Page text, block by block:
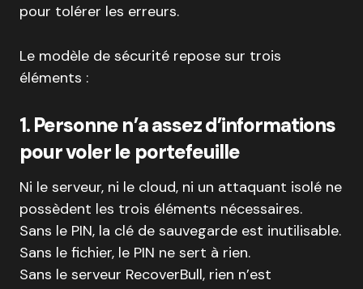
pour tolérer les erreurs.
Le modèle de sécurité repose sur trois
éléments :
1. Personne n’a assez d’informations
pour voler le portefeuille
Ni le serveur, ni le cloud, ni un attaquant isolé ne
possèdent les trois éléments nécessaires.
Sans le PIN, la clé de sauvegarde est inutilisable.
Sans le fichier, le PIN ne sert à rien.
Sans le serveur RecoverBull, rien n’est